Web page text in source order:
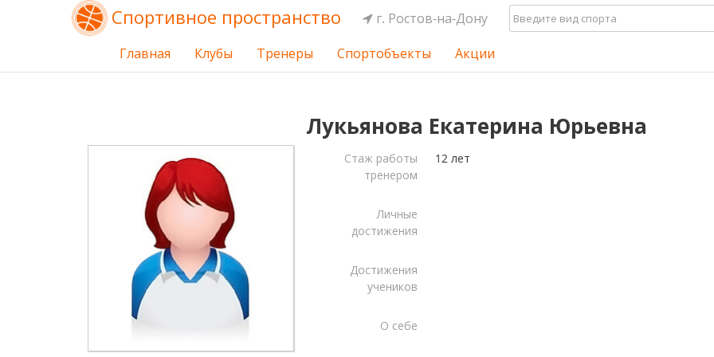
Спортивное пространство г. Ростов-на-Дону
Главная Клубы Тренеры Спортобъекты Акции
Лукьянова Екатерина Юрьевна
Стаж работы
тренером
12 лет
Личные
достижения
Достижения
учеников
О себе